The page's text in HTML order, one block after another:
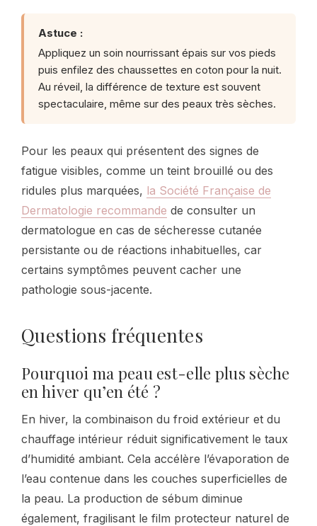
Astuce :
Appliquez un soin nourrissant épais sur vos pieds
puis enfilez des chaussettes en coton pour la nuit.
Au réveil, la différence de texture est souvent
spectaculaire, même sur des peaux très sèches.
Pour les peaux qui présentent des signes de
fatigue visibles, comme un teint brouillé ou des
ridules plus marquées, la Société Française de
Dermatologie recommande de consulter un
dermatologue en cas de sécheresse cutanée
persistante ou de réactions inhabituelles, car
certains symptômes peuvent cacher une
pathologie sous-jacente.
Questions fréquentes
Pourquoi ma peau est-elle plus sèche
en hiver qu’en été ?
En hiver, la combinaison du froid extérieur et du
chauffage intérieur réduit significativement le taux
d’humidité ambiant. Cela accélère l’évaporation de
l’eau contenue dans les couches superficielles de
la peau. La production de sébum diminue
également, fragilisant le film protecteur naturel de